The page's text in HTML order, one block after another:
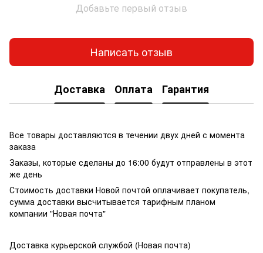
Добавьте первый отзыв
Написать отзыв
Доставка Оплата Гарантия
Все товары доставляются в течении двух дней с момента
заказа
Заказы, которые сделаны до 16:00 будут отправлены в этот
же день
Стоимость доставки Новой почтой оплачивает покупатель,
сумма доставки высчитывается тарифным планом
компании "Новая почта"
Доставка курьерской службой (Новая почта)